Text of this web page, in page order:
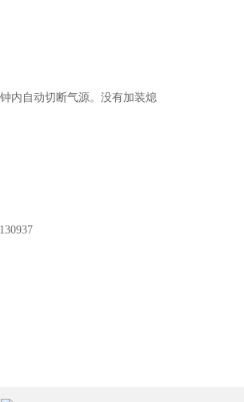
内自动切断气源。没有加装熄